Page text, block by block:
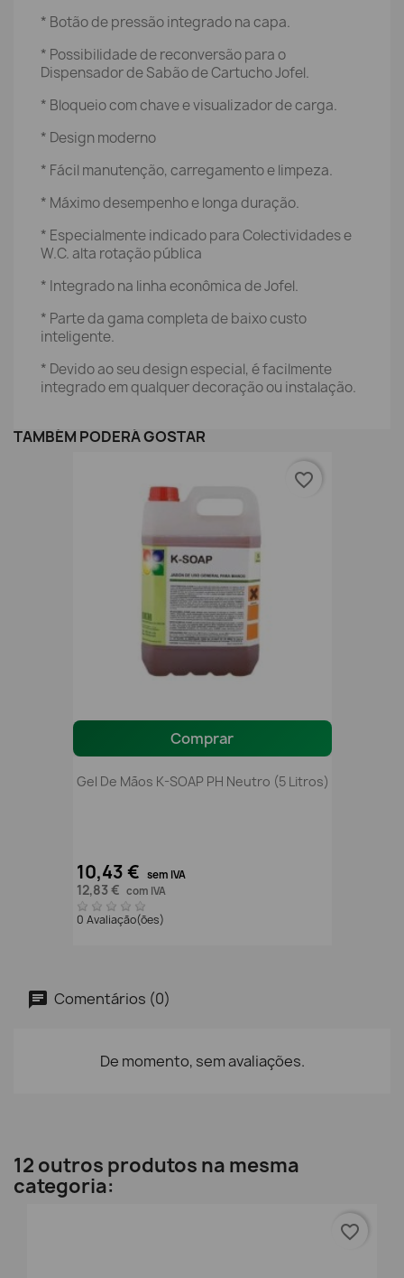
* Botão de pressão integrado na capa.
* Possibilidade de reconversão para o
Dispensador de Sabão de Cartucho Jofel.
* Bloqueio com chave e visualizador de carga.
* Design moderno
* Fácil manutenção, carregamento e limpeza.
* Máximo desempenho e longa duração.
* Especialmente indicado para Colectividades e
W.C. alta rotação pública
* Integrado na linha econômica de Jofel.
* Parte da gama completa de baixo custo
inteligente.
* Devido ao seu design especial, é facilmente
integrado em qualquer decoração ou instalação.
TAMBÉM PODERÁ GOSTAR
Comprar
Gel De Mãos K-SOAP PH Neutro (5 Litros)
10,43 € sem IVA
12,83 € com IVA
0 Avaliação(ões)
favorite_border
Comentários (0)
De momento, sem avaliações.
12 outros produtos na mesma
categoria:
favorite_border